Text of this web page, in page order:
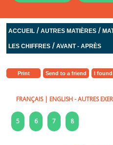
ACCUEIL /AUTRES MATIÈRES /
LES CHIFFRES /AVANT - APRÈS
Print Send to a friend I found
FRANÇAIS| ENGLISH- AUTRES
5 6 7 8